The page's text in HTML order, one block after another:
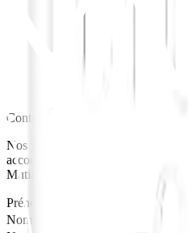
Contactez-nous
Nos yacht spécialistes sont
accommpagner dans l'organisation
Mutiara Laut. Nous serions ravis de
Prénom*
Nom*